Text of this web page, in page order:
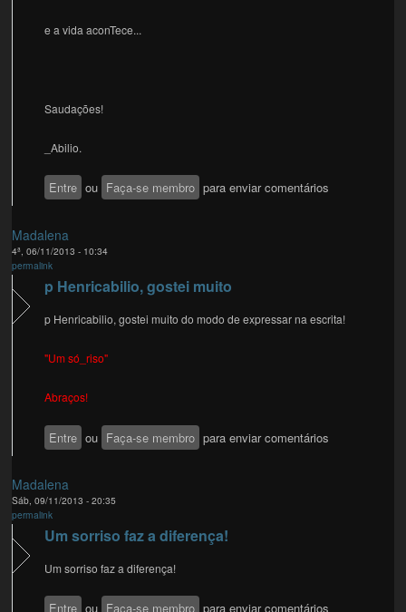
e a vida aconTece...
Saudações!
_Abilio.
Entre ou Faça-se membro para enviar comentários
Madalena
4ª, 06/11/2013 - 10:34
permalink
p Henricabilio, gostei muito
p Henricabilio, gostei muito do modo de expressar na escrita!
"Um só_riso"
Abraços!
Entre ou Faça-se membro para enviar comentários
Madalena
Sáb, 09/11/2013 - 20:35
permalink
Um sorriso faz a diferença!
Um sorriso faz a diferença!
Entre ou Faça-se membro para enviar comentários